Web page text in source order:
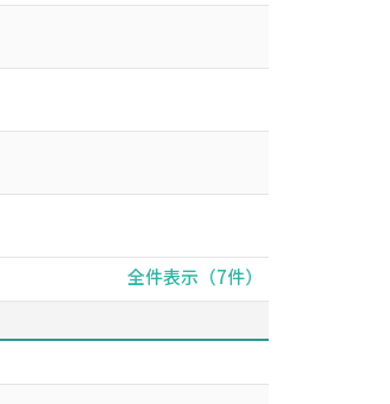
全件表示（7件）